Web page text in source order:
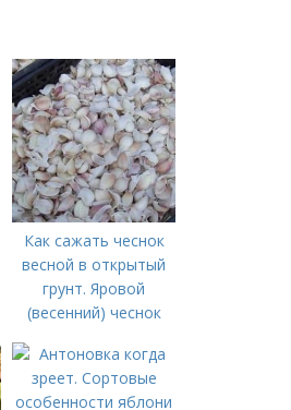
Как сажать чеснок
весной в открытый
грунт. Яровой
(весенний) чеснок